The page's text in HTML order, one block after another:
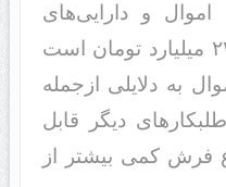
و دارایی‌های
زنجانی در ایران حدود ۲۴۰۰ میلیارد تومان است
به دلایلی ازجمله
دیگر قابل
کمی بیشتر از